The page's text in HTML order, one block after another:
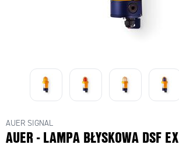
AUER SIGNAL
AUER - LAMPA BŁYSKOWA DSF EX